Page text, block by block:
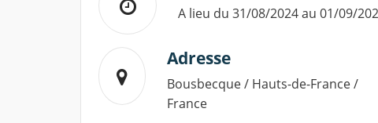
A lieu du 31/08/2024 au 01/09/
Adresse
Bousbecque / Hauts-de-France /
France